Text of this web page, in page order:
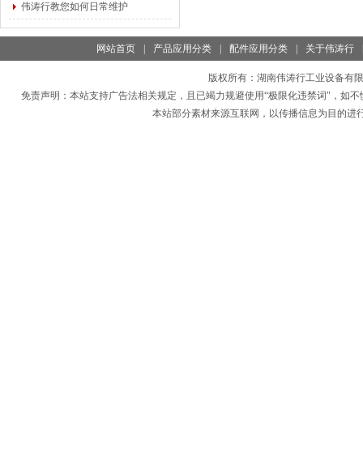
伟涛行教您如何日常维护
网站首页 产品应用分类 配件应用分类 关于伟涛行
版权所有： 湖南伟涛行工业设备有
免责声明：本站支持广告法相关规定，且已竭力规避使用“极限化违禁词"，如
本站部分素材来源互联网，以传播信息为目的